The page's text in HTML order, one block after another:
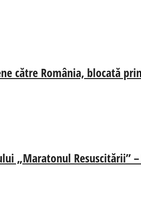
către România, blocată
„Maratonul Resuscitării”